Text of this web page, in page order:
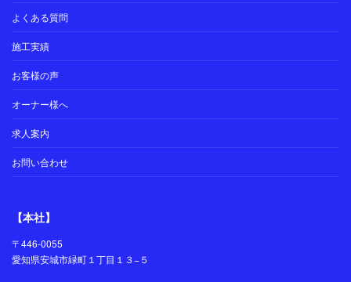
よくある質問
施工実績
お客様の声
オーナー様へ
求人案内
お問い合わせ
【本社】
〒446-0055
愛知県安城市緑町１丁目１３−５